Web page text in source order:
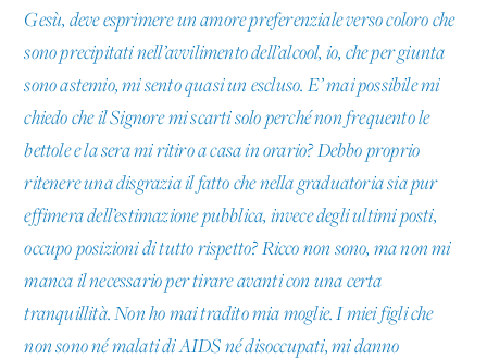
Gesù, deve esprimere un amore preferenziale verso coloro che
sono precipitati nell’avvilimento dell’alcool, io, che per giunta
sono astemio, mi sento quasi un escluso. E’ mai possibile mi
chiedo che il Signore mi scarti solo perché non frequento le
bettole e la sera mi ritiro a casa in orario? Debbo proprio
ritenere una disgrazia il fatto che nella graduatoria sia pur
effimera dell’estimazione pubblica, invece degli ultimi posti,
occupo posizioni di tutto rispetto? Ricco non sono, ma non mi
manca il necessario per tirare avanti con una certa
tranquillità. Non ho mai tradito mia moglie. I miei figli che
non sono né malati di AIDS né disoccupati, mi danno